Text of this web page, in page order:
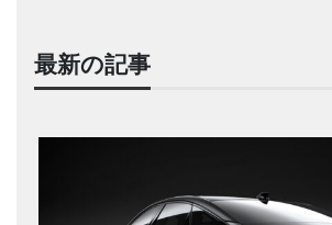
最新の記事